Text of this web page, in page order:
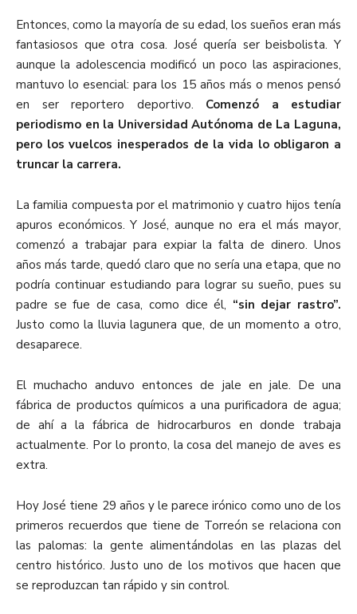
Entonces, como la mayoría de su edad, los sueños eran más
fantasiosos que otra cosa. José quería ser beisbolista. Y
aunque la adolescencia modificó un poco las aspiraciones,
mantuvo lo esencial: para los 15 años más o menos pensó
en ser reportero deportivo. Comenzó a estudiar
periodismo en la Universidad Autónoma de La Laguna,
pero los vuelcos inesperados de la vida lo obligaron a
truncar la carrera.
La familia compuesta por el matrimonio y cuatro hijos tenía
apuros económicos. Y José, aunque no era el más mayor,
comenzó a trabajar para expiar la falta de dinero. Unos
años más tarde, quedó claro que no sería una etapa, que no
podría continuar estudiando para lograr su sueño, pues su
padre se fue de casa, como dice él, “sin dejar rastro”.
Justo como la lluvia lagunera que, de un momento a otro,
desaparece.
El muchacho anduvo entonces de jale en jale. De una
fábrica de productos químicos a una purificadora de agua;
de ahí a la fábrica de hidrocarburos en donde trabaja
actualmente. Por lo pronto, la cosa del manejo de aves es
extra.
Hoy José tiene 29 años y le parece irónico como uno de los
primeros recuerdos que tiene de Torreón se relaciona con
las palomas: la gente alimentándolas en las plazas del
centro histórico. Justo uno de los motivos que hacen que
se reproduzcan tan rápido y sin control.